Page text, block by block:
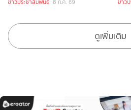
ข่าวประชาสัมพันธ์ 8 ก.ค. 69 ข่าว
ดูเพิ่มเติม